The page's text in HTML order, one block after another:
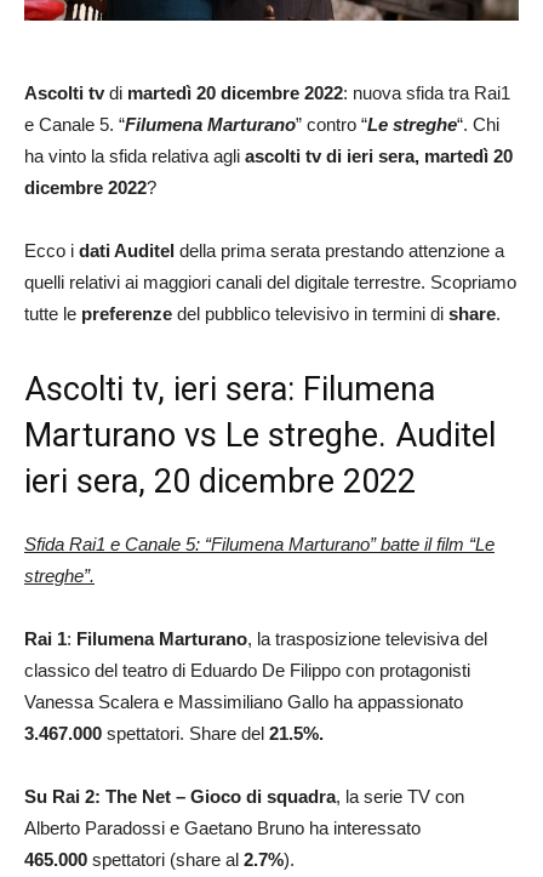
Ascolti tvdi martedì 20 dicembre 2022: nuova sfida tra Rai1
e Canale 5. “Filumena Marturano” contro “Le streghe“. Chi
ha vinto la sfida relativa agli ascolti tv di ieri sera, martedì 20
dicembre 2022?
Ecco i dati Auditel della prima serata prestando attenzione a
quelli relativi ai maggiori canali del digitale terrestre. Scopriamo
tutte le preferenze del pubblico televisivo in termini di share.
Ascolti tv, ieri sera: Filumena
Marturano vs Le streghe. Auditel
ieri sera, 20 dicembre 2022
Sfida Rai1 e Canale 5: “Filumena Marturano” batte il film “Le
streghe”.
Rai 1: Filumena Marturano, la trasposizione televisiva del
classico del teatro di Eduardo De Filippo con protagonisti
Vanessa Scalera e Massimiliano Gallo ha appassionato
3.467.000 spettatori. Share del 21.5%.
Su Rai 2: The Net – Gioco di squadra, la serie TV con
Alberto Paradossi e Gaetano Bruno ha interessato
465.000 spettatori (share al 2.7%).